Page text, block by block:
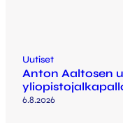
Uutiset
Anton Aaltosen
6.8.2026